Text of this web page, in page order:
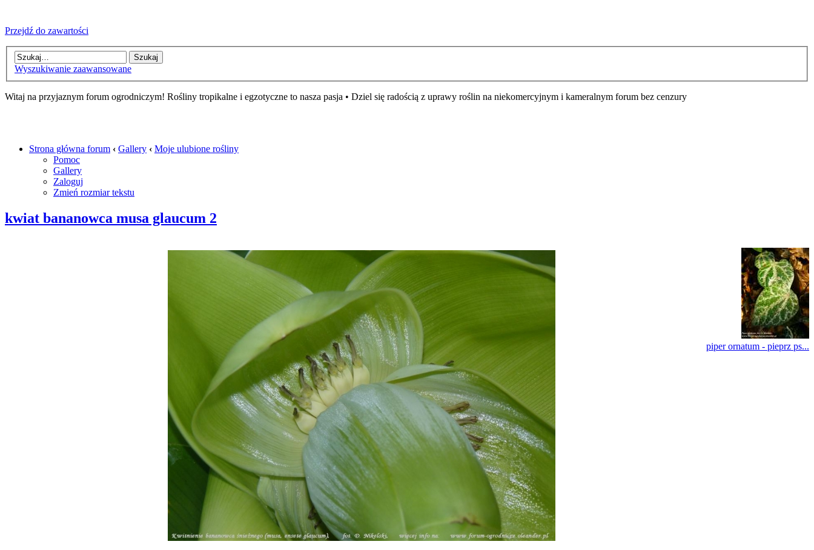
Przejdź do zawartości
Wyszukiwanie zaawansowane
Witaj na przyjaznym forum ogrodniczym! Rośliny tropikalne i egzotyczne to nasza pasja • Dziel się radością z uprawy roślin na niekomercyjnym i kameralnym forum bez cenzury
Strona główna forum ‹ Gallery ‹ Moje ulubione rośliny
Pomoc
Gallery
Zaloguj
Zmień rozmiar tekstu
kwiat bananowca musa glaucum 2
piper ornatum - pieprz ps...